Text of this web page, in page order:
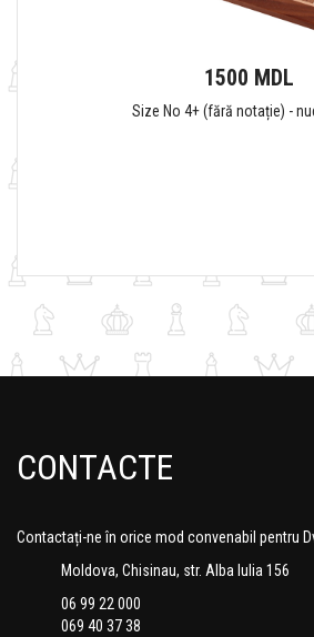
1500 MDL
Size No 4+ (fără notație) -
CONTACTE
Contactați-ne în orice mod convenabil pentru
Moldova, Chisinau, str. Alba Iulia 156
06 99 22 000
069 40 37 38